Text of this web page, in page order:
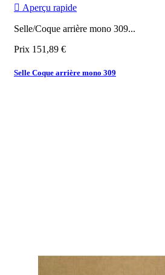
 Aperçu rapide
Selle/Coque arrière mono 309...
Prix 151,89 €
Selle Coque arrière mono 309